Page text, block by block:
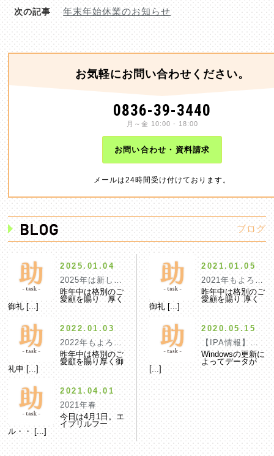
次の記事 年末年始休業のお知らせ
お気軽にお問い合わせください。
0836-39-3440
月～金 10:00 - 18:00
お問い合わせ・資料請求
メールは24時間受け付けております。
ブログ
2025.01.04
2025年は新しい芽が実になる年
昨年中は格別のご
愛顧を賜り 厚く
御礼 [...]
2022.01.03
2022年もよろしくお願いいたします。
昨年中は格別のご
愛顧を賜り厚く御
礼申 [...]
2021.04.01
2021年春
今日は4月1日。エ
イプリルフー
ル・・ [...]
2021.01.05
2021年もよろし
昨年中は格別のご
愛顧を賜り 厚く
御礼 [...]
2020.05.15
【IPA情報】
Windowsの更新に
よってデータが
[...]